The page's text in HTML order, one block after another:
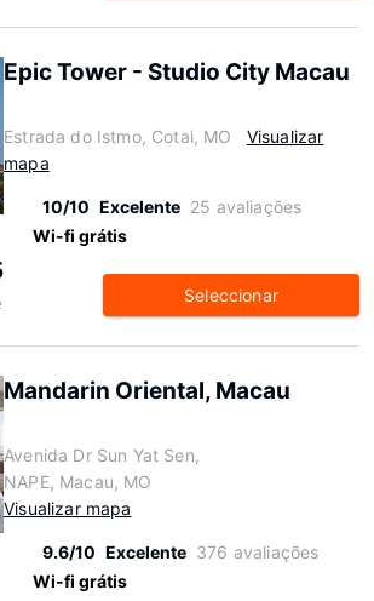
Epic Tower - Studio City Macau
Estrada do Istmo, Cotai, MO
Visualizar
mapa
10/10 Excelente 25 avaliações
Wi-fi grátis
Seleccionar
Mandarin Oriental, Macau
Avenida Dr Sun Yat Sen,
NAPE, Macau, MO
Visualizar mapa
9.6/10 Excelente 376 avaliações
Wi-fi grátis